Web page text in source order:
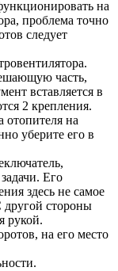
на
проблема точно
следует
часть,
вставляется в
2 крепления.
отопителя на
уберите его в
Его
здесь не самое
другой стороны
рукой.
на его место